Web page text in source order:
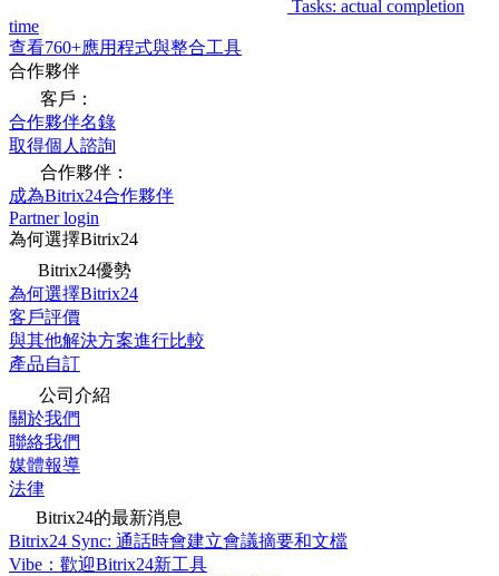
Tasks: actual completion
time
查看760+應用程式與整合工具
合作夥伴
客戶：
合作夥伴名錄
取得個人諮詢
合作夥伴：
成為Bitrix24合作夥伴
Partner login
為何選擇Bitrix24
Bitrix24優勢
為何選擇Bitrix24
客戶評價
與其他解決方案進行比較
產品自訂
公司介紹
關於我們
聯絡我們
媒體報導
法律
Bitrix24的最新消息
Bitrix24 Sync: 通話時會建立會議摘要和文檔
Vibe：歡迎Bitrix24新工具